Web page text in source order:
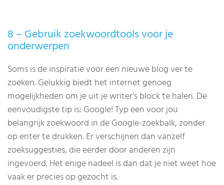
8 – Gebruik zoekwoordtools voor je
onderwerpen
Soms is de inspiratie voor een nieuwe blog ver te
zoeken. Gelukkig biedt het internet genoeg
mogelijkheden om je uit je writer’s block te halen. De
eenvoudigste tip is: Google! Typ een voor jou
belangrijk zoekwoord in de Google-zoekbalk, zonder
op enter te drukken. Er verschijnen dan vanzelf
zoeksuggesties, die eerder door anderen zijn
ingevoerd. Het enige nadeel is dan dat je niet weet hoe
vaak er precies op gezocht is.